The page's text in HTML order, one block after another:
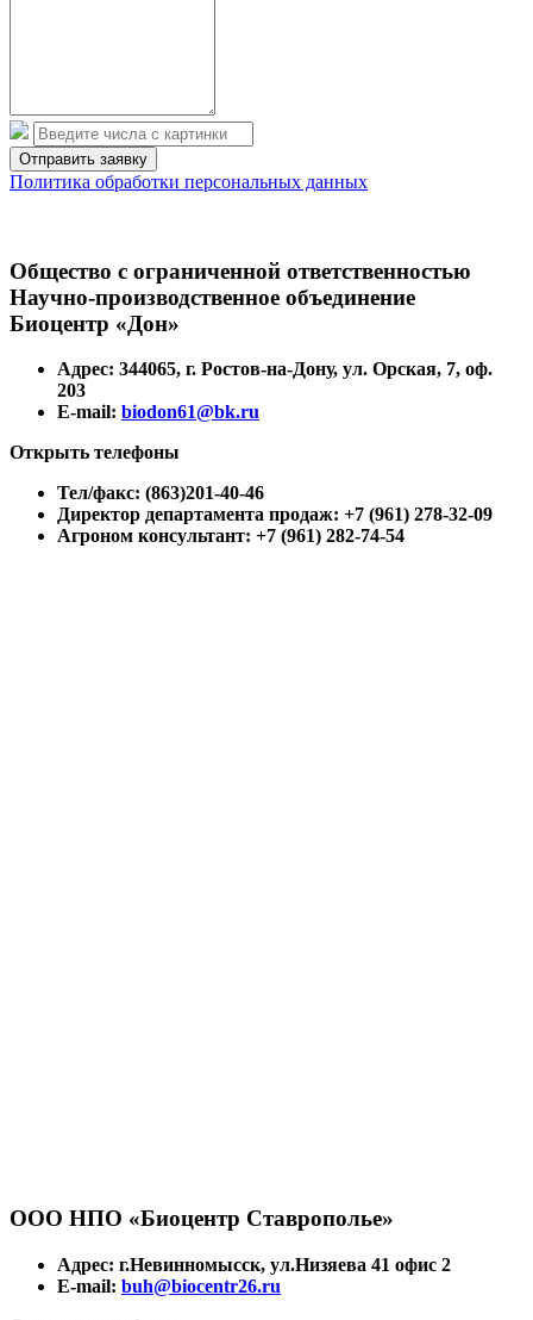
Политика обработки персональных данных
Общество с ограниченной ответственностью
Научно-производственное объединение
Биоцентр «Дон»
Адрес: 344065, г. Ростов-на-Дону, ул. Орская, 7, оф.
203
E-mail: biodon61@bk.ru
Открыть телефоны
Тел/факс: (863)201-40-46
Директор департамента продаж: +7 (961) 278-32-09
Агроном консультант: +7 (961) 282-74-54
ООО НПО «Биоцентр Ставрополье»
Адрес: г.Невинномысск, ул.Низяева 41 офис 2
E-mail: buh@biocentr26.ru